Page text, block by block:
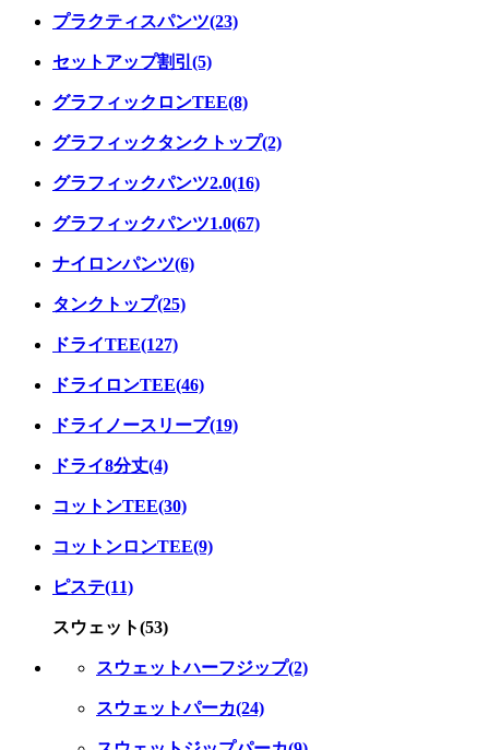
プラクティスパンツ(23)
セットアップ割引(5)
グラフィックロンTEE(8)
グラフィックタンクトップ(2)
グラフィックパンツ2.0(16)
グラフィックパンツ1.0(67)
ナイロンパンツ(6)
タンクトップ(25)
ドライTEE(127)
ドライロンTEE(46)
ドライノースリーブ(19)
ドライ8分丈(4)
コットンTEE(30)
コットンロンTEE(9)
ピステ(11)
スウェット(53)
スウェットハーフジップ(2)
スウェットパーカ(24)